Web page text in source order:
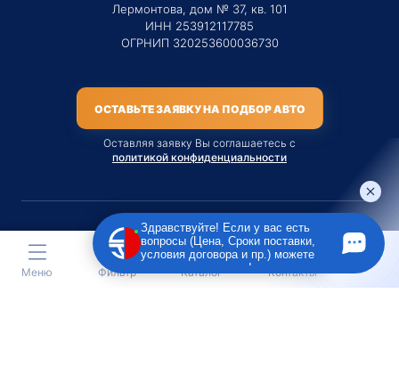
Лермонтова, дом № 37, кв. 101
ИНН 253912117785
ОГРНИП 320253600036730
ОСТАВЬТЕ ЗАЯВКУ НА ПОДБОР АВТО
Оставляя заявку Вы соглашаетесь с
политикой конфиденциальности
Материалы данного сайта являются публичной офертой
только на услугу сопровождения Агентом приобретения
транспортного средства Клиентом.
Меню Фильтр Каталог Контакты
Здравствуйте! Если у вас есть
вопросы (Цена, Сроки поставки,
условия договора и пр.) можете
задать их мне в чат!